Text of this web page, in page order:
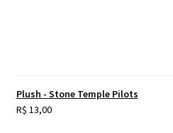
Plush - Stone Temple Pilots
R$ 13,00